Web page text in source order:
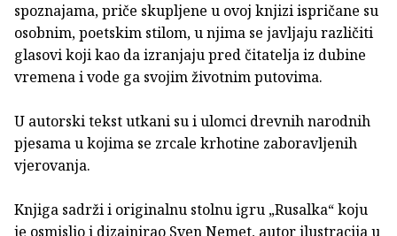
spoznajama, priče skupljene u ovoj knjizi ispričane su
osobnim, poetskim stilom, u njima se javljaju različiti
glasovi koji kao da izranjaju pred čitatelja iz dubine
vremena i vode ga svojim životnim putovima.
U autorski tekst utkani su i ulomci drevnih narodnih
pjesama u kojima se zrcale krhotine zaboravljenih
vjerovanja.
Knjiga sadrži i originalnu stolnu igru „Rusalka“ koju
je osmislio i dizajnirao Sven Nemet, autor ilustracija u